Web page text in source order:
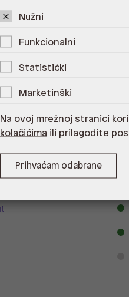
UNIC
Nužni
Funkcionalni
Statistički
Marketinški
Na ovoj mrežnoj stranici
kolačićima ili prilagodite
Prihvaćam odabrane